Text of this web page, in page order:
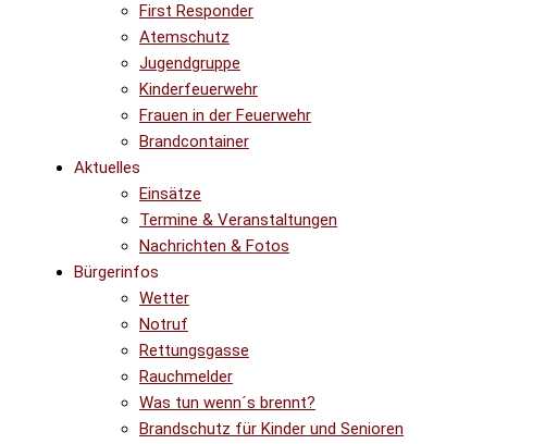
First Responder
Atemschutz
Jugendgruppe
Kinderfeuerwehr
Frauen in der Feuerwehr
Brandcontainer
Aktuelles
Einsätze
Termine & Veranstaltungen
Nachrichten & Fotos
Bürgerinfos
Wetter
Notruf
Rettungsgasse
Rauchmelder
Was tun wenn´s brennt?
Brandschutz für Kinder und Senioren